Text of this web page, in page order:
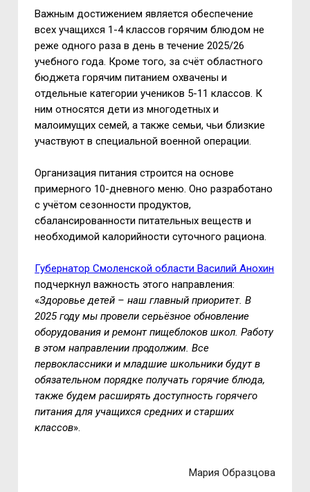
Важным достижением является обеспечение
всех учащихся 1-4 классов горячим блюдом не
реже одного раза в день в течение 2025/26
учебного года. Кроме того, за счёт областного
бюджета горячим питанием охвачены и
отдельные категории учеников 5-11 классов. К
ним относятся дети из многодетных и
малоимущих семей, а также семьи, чьи близкие
участвуют в специальной военной операции.
Организация питания строится на основе
примерного 10-дневного меню. Оно разработано
с учётом сезонности продуктов,
сбалансированности питательных веществ и
необходимой калорийности суточного рациона.
Губернатор Смоленской области Василий Анохин
подчеркнул важность этого направления:
«Здоровье детей – наш главный приоритет. В
2025 году мы провели серьёзное обновление
оборудования и ремонт пищеблоков школ. Работу
в этом направлении продолжим. Все
первоклассники и младшие школьники будут в
обязательном порядке получать горячие блюда,
также будем расширять доступность горячего
питания для учащихся средних и старших
классов».
Мария Образцова